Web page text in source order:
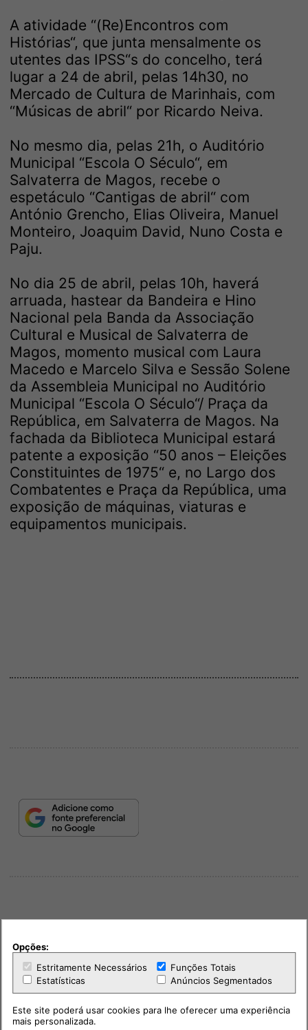
A atividade “(Re)Encontros com
Histórias“, que junta mensalmente os
utentes das IPSS“s do concelho, terá
lugar a 24 de abril, pelas 14h30, no
Mercado de Cultura de Marinhais, com
“Músicas de abril“ por Ricardo Neiva.
No mesmo dia, pelas 21h, o Auditório
Municipal “Escola O Século“, em
Salvaterra de Magos, recebe o
espetáculo “Cantigas de abril“ com
António Grencho, Elias Oliveira, Manuel
Monteiro, Joaquim David, Nuno Costa e
Paju.
No dia 25 de abril, pelas 10h, haverá
arruada, hastear da Bandeira e Hino
Nacional pela Banda da Associação
Cultural e Musical de Salvaterra de
Magos, momento musical com Laura
Macedo e Marcelo Silva e Sessão Solene
da Assembleia Municipal no Auditório
Municipal “Escola O Século“/ Praça da
República, em Salvaterra de Magos. Na
fachada da Biblioteca Municipal estará
patente a exposição “50 anos – Eleições
Constituintes de 1975“ e, no Largo dos
Combatentes e Praça da República, uma
exposição de máquinas, viaturas e
equipamentos municipais.
PUB
Opções:
Estritamente Necessários
Funções Totais
Estatísticas
Anúncios Segmentados
Este site poderá usar cookies para lhe oferecer uma experiência
mais personalizada.